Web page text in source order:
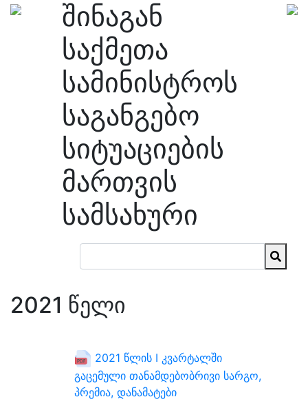
შინაგან
საქმეთა
სამინისტროს
საგანგებო
სიტუაციების
მართვის
სამსახური
2021 წელი
2021 წლის I კვარტალში
გაცემული თანამდებობრივი სარგო,
პრემია, დანამატები